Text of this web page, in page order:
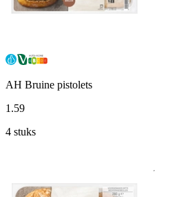
AH Bruine pistolets
1 .59
4 stuks